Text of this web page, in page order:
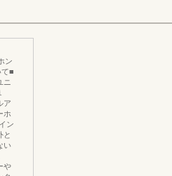
ン
■
ニ
ア
ホ
ン
と
い
や